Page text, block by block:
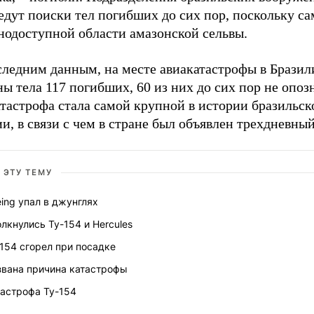
поиски тел погибших до сих пор, поскольку
области амазонской сельвы.
данным, на месте авиакатастрофы в
тела 117 погибших, 60 из них до сих пор не
стала самой крупной в истории
в связи с чем в стране был объявлен
ЭТУ ТЕМУ
упал в джунглях
Ту-154 и Hercules
сгорел при посадке
причина катастрофы
Ту-154